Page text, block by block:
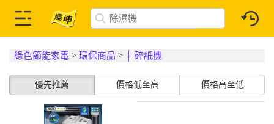
綠色節能家電 >環保商品 > ├ 碎紙機
優先推薦 價格低至高 價格高至低